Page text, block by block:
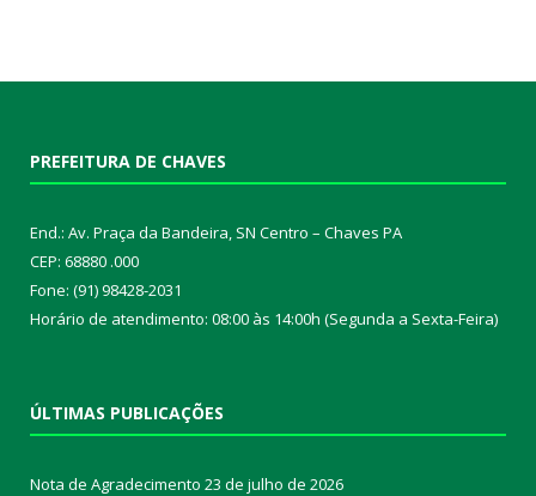
PREFEITURA DE CHAVES
End.: Av. Praça da Bandeira, SN Centro – Chaves PA
CEP: 68880 .000
Fone: (91) 98428-2031
Horário de atendimento: 08:00 às 14:00h (Segunda a Sexta-Feira)
ÚLTIMAS PUBLICAÇÕES
Nota de Agradecimento 23 de julho de 2026